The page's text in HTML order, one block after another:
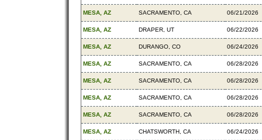
MESA, AZ SACRAMENTO, CA 06/21/2026
MESA, AZ DRAPER, UT 06/22/2026
MESA, AZ DURANGO, CO 06/24/2026
MESA, AZ SACRAMENTO, CA 06/28/2026
MESA, AZ SACRAMENTO, CA 06/28/2026
MESA, AZ SACRAMENTO, CA 06/28/2026
MESA, AZ SACRAMENTO, CA 06/28/2026
MESA, AZ CHATSWORTH, CA 06/24/2026